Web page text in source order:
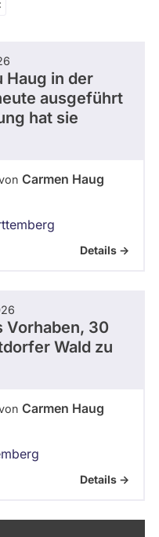
Haug in der
ausgeführt
hat sie
Carmen Haug
Details ->
Vorhaben, 30
Wald zu
Carmen Haug
Details ->